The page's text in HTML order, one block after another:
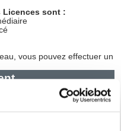
Licences sont :
vous pouvez effectuer un
valeur indicative.
si nécessaire après la